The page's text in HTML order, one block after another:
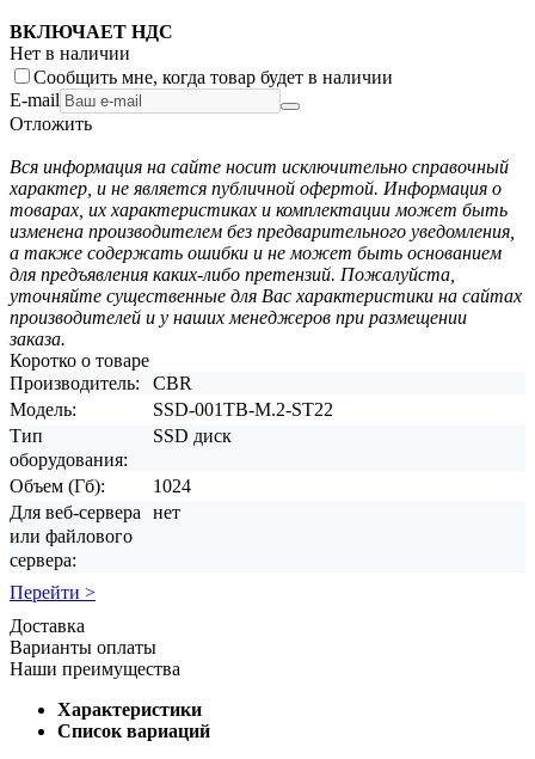
ВКЛЮЧАЕТ НДС
Нет в наличии
Сообщить мне, когда товар будет в наличии
E-mail
Отложить
Вся информация на сайте носит исключительно справочный
характер, и не является публичной офертой. Информация о
товарах, их характеристиках и комплектации может быть
изменена производителем без предварительного уведомления,
а также содержать ошибки и не может быть основанием
для предъявления каких-либо претензий. Пожалуйста,
уточняйте существенные для Вас характеристики на сайтах
производителей и у наших менеджеров при размещении
заказа.
Коротко о товаре
Производитель:
CBR
Модель:
SSD-001TB-M.2-ST22
Тип
оборудования:
SSD диск
Объем (Гб):
1024
Для веб-сервера
или файлового
сервера:
нет
Перейти >
Доставка
Варианты оплаты
Наши преимущества
Характеристики
Список вариаций